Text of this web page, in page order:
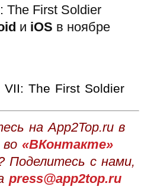
The First Soldier
и iOS в ноябре
VII: The First Soldier
на App2Top.ru в
во «ВКонтакте»
Поделитесь с нами,
press@app2top.ru